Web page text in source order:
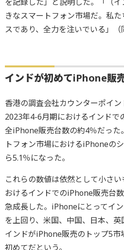
きなスマートフォン市場だ。私
スであり、全力を注いでいる」（
インドが初めてiPhone販
香港の調査会社カウンターポイン
2023年4-6月期におけるインドで
全iPhone販売台数の約4％だった
トフォン市場におけるiPhoneの
ら5.1％になった。
これらの数値は依然として小さ
おけるインドでのiPhone販売台
急成長した。iPhoneにとってイ
を上回り、米国、中国、日本、英
インドがiPhone販売のトップ5市
初めてだという。